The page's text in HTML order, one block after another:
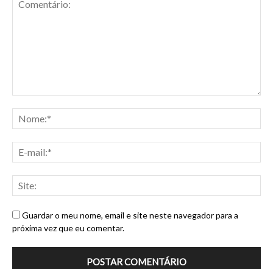
Guardar o meu nome, email e site neste navegador para a
próxima vez que eu comentar.